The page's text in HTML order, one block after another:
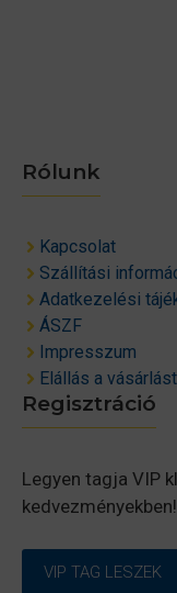
Rólunk
Kapcsolat
Szállítási
Adatkezelési
ÁSZF
Impresszum
Elállás a
Regisztráció
Legyen tagja VIP
kedvezményekben!
VIP TAG LESZEK